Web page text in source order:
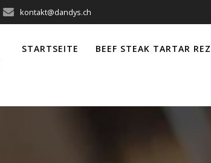
kontakt@dandys.ch
STARTSEITE BEEF STEAK TARTAR